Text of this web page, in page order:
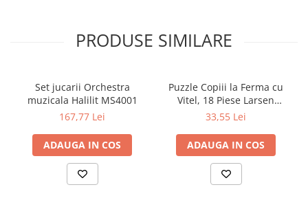
PRODUSE SIMILARE
Set jucarii Orchestra
muzicala Halilit MS4001
167,77 Lei
ADAUGA IN COS
Puzzle Copiii la Ferma cu
Vitel, 18 Piese Larsen
LRBM6
33,55 Lei
ADAUGA IN COS